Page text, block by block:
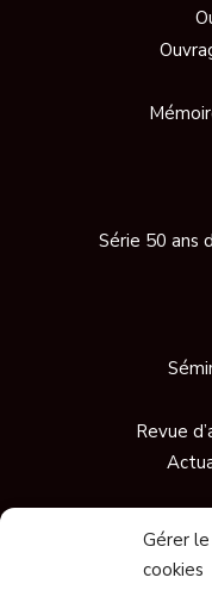
Gérer
cookies
Série 50 ans
Revue